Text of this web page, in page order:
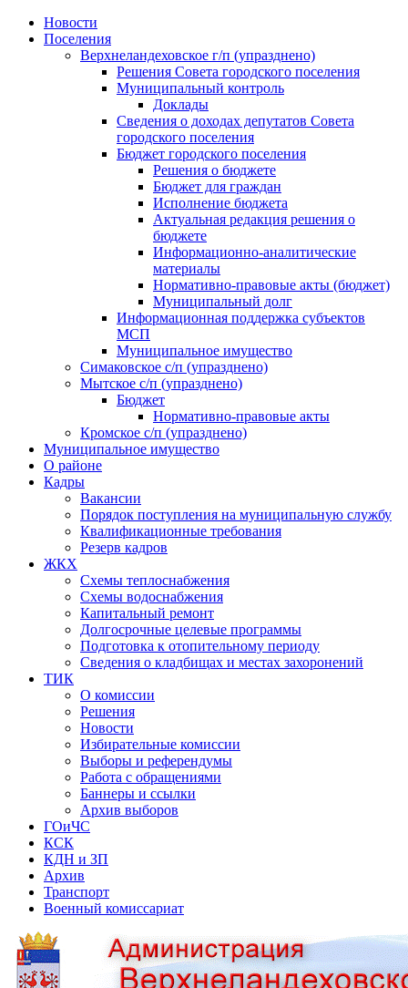
Skip
Новости
Поселения
Верхнеландеховское г/п (упразднено)
Решения Совета городского поселения
Муниципальный контроль
Доклады
Сведения о доходах депутатов Совета
городского поселения
Бюджет городского поселения
Решения о бюджете
Бюджет для граждан
Исполнение бюджета
Актуальная редакция решения о
бюджете
Информационно-аналитические
материалы
Нормативно-правовые акты (бюджет)
Муниципальный долг
Информационная поддержка субъектов
МСП
Муниципальное имущество
Симаковское с/п (упразднено)
Мытское с/п (упразднено)
Бюджет
Нормативно-правовые акты
Кромское с/п (упразднено)
Муниципальное имущество
О районе
Кадры
Вакансии
Порядок поступления на муниципальную службу
Квалификационные требования
Резерв кадров
ЖКХ
Схемы теплоснабжения
Схемы водоснабжения
Капитальный ремонт
Долгосрочные целевые программы
Подготовка к отопительному периоду
Сведения о кладбищах и местах захоронений
ТИК
О комиссии
Решения
Новости
Избирательные комиссии
Выборы и референдумы
Работа с обращениями
Баннеры и ссылки
Архив выборов
ГОиЧС
КСК
КДН и ЗП
Архив
Транспорт
Военный комиссариат